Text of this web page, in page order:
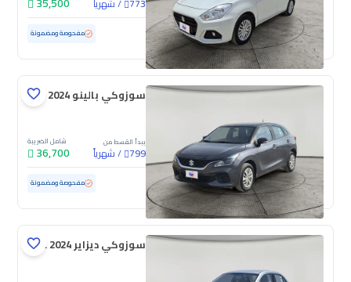
773
مستعملة 64,878 كم مفحوصة ومضمونة
سوزوكي بالينو GL 2024
يبدأ القسط من
799
/شهرياً
شامل الضريبة
36,700
مستعملة 60,593 كم مفحوصة ومضمونة
سوزوكي ديزاير GL 2024